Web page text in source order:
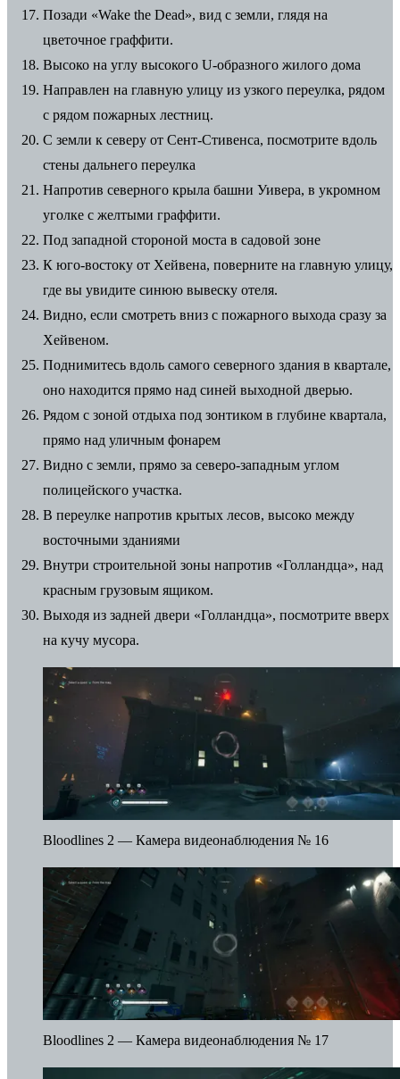
Позади «Wake the Dead», вид с земли, глядя на
цветочное граффити.
Высоко на углу высокого U-образного жилого дома
Направлен на главную улицу из узкого переулка, рядом
с рядом пожарных лестниц.
С земли к северу от Сент-Стивенса, посмотрите вдоль
стены дальнего переулка
Напротив северного крыла башни Уивера, в укромном
уголке с желтыми граффити.
Под западной стороной моста в садовой зоне
К юго-востоку от Хейвена, поверните на главную улицу,
где вы увидите синюю вывеску отеля.
Видно, если смотреть вниз с пожарного выхода сразу за
Хейвеном.
Поднимитесь вдоль самого северного здания в квартале,
оно находится прямо над синей выходной дверью.
Рядом с зоной отдыха под зонтиком в глубине квартала,
прямо над уличным фонарем
Видно с земли, прямо за северо-западным углом
полицейского участка.
В переулке напротив крытых лесов, высоко между
восточными зданиями
Внутри строительной зоны напротив «Голландца», над
красным грузовым ящиком.
Выходя из задней двери «Голландца», посмотрите вверх
на кучу мусора.
Bloodlines 2 — Камера видеонаблюдения № 16
Bloodlines 2 — Камера видеонаблюдения № 17